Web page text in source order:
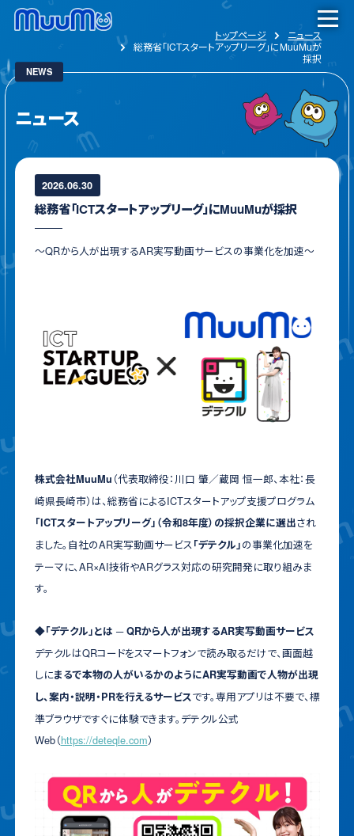
トップページ
ニュース
総務省「ICTスタートアップリーグ」にMuuMuが
採択
NEWS
ニュース
2026.06.30
総務省「ICTスタートアップリーグ」にMuuMuが採択
〜QRから人が出現するAR実写動画サービスの事業化を加速〜
株式会社MuuMu （代表取締役：川口 肇／蔵岡 恒一郎、本社：長
崎県長崎市）は、総務省によるICTスタートアップ支援プログラム
「ICTスタートアップリーグ」（令和8年度）の採択企業に選出され
ました。自社のAR実写動画サービス 「デテクル」の事業化加速を
テーマに、AR×AI技術やARグラス対応の研究開発に取り組みま
す。
◆「デテクル」とは ─ QRから人が出現するAR実写動画サービス
デテクルはQRコードをスマートフォンで読み取るだけで、画面越
しにまるで本物の人がいるかのようにAR実写動画で人物が出現
し、案内・説明・PRを行えるサービスです。専用アプリは不要で、標
準ブラウザですぐに体験できます。デテクル公式
Web（https://deteqle.com）